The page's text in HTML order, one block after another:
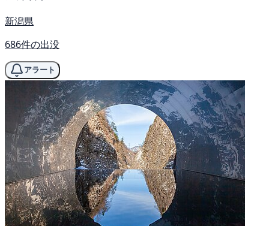
新潟県
686件の出没
アラート